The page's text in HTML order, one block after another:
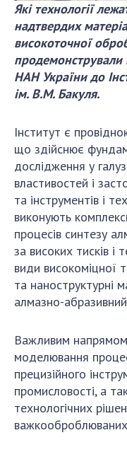
ДІЯЛЬНІСТЬ
Засідання
Річні звіти НАН
Річні фінансові
Наукові
Охорона прав
трансфер
Наукові
надбання
Центри
науковими
Оцінювання
Конкурси
Відкрита наука
Підготовка
Робота з
Які технології
надтвердих
високоточної
продемонстрували
НАН України до
ім. В.М. Бакуля.
Інститут є
що здійснює
дослідження у
властивостей і
та інструментів і
виконують
процесів синтезу
за високих тисків і
види високоміцної
та наноструктурні
алмазно-
Важливим
моделювання
прецизійного
промисловості, а
технологічних
важкооброблюваних